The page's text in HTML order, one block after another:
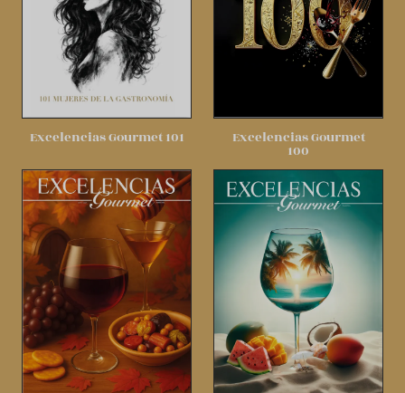
Excelencias Gourmet 101 Excelencias Gourmet
100